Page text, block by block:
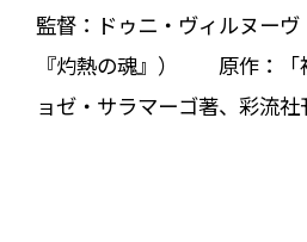
監督：ドゥニ・ヴィルヌーヴ
『灼熱の魂』） 原作：「
ョゼ・サラマーゴ著、彩流社